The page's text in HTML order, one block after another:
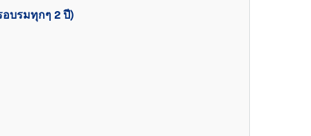
บรมทุกๆ 2 ปี)